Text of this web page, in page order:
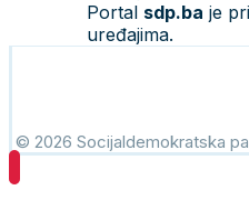
Portal sdp.ba je
uređajima.
© 2026 Socijaldemokratska